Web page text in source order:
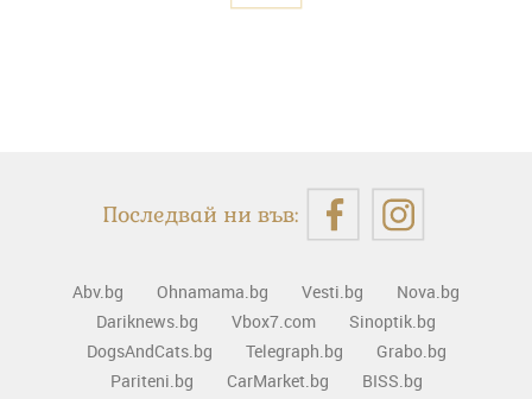
Последвай ни във:
Abv.bg Ohnamama.bg Vesti.bg
Nova.bg
Dariknews.bg
Vbox7.com
Sinoptik.bg
DogsAndCats.bg
Telegraph.bg
Grabo.bg
Pariteni.bg
CarMarket.bg BISS.bg